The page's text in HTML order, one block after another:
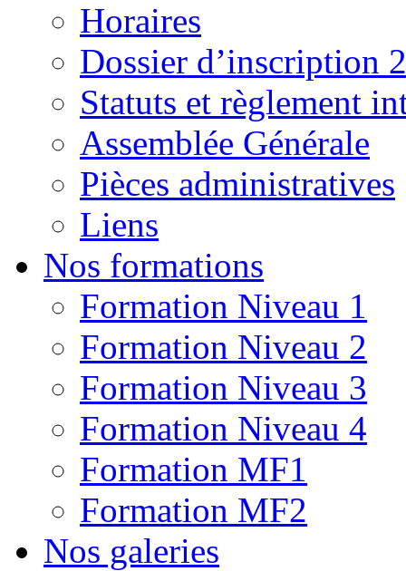
Horaires
Dossier d’inscription
Statuts et règlement
Assemblée Générale
Pièces administratives
Liens
Nos formations
Formation Niveau 1
Formation Niveau 2
Formation Niveau 3
Formation Niveau 4
Formation MF1
Formation MF2
Nos galeries